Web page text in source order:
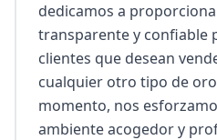
dedicamos a
transparente y confiable
clientes que desean
cualquier otro tipo de
momento, nos
ambiente acogedor y